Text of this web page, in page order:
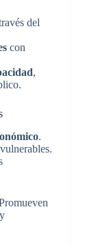
del
con
,
.